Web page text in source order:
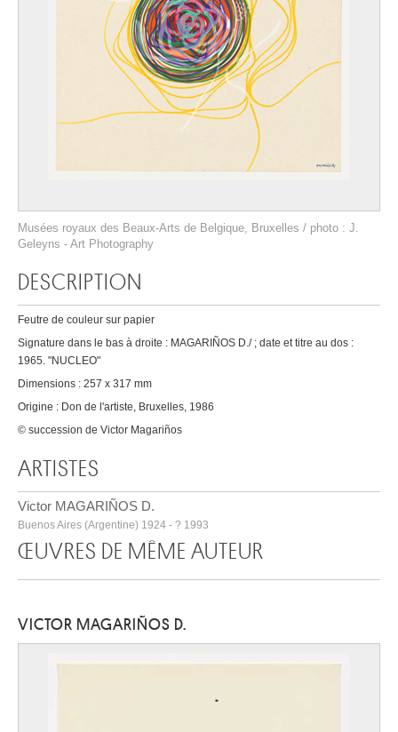
Musées royaux des Beaux-Arts de Belgique, Bruxelles / photo : J.
Geleyns - Art Photography
DESCRIPTION
Feutre de couleur sur papier
Signature dans le bas à droite : MAGARIÑOS D./ ; date et titre au dos :
1965. "NUCLEO"
Dimensions : 257 x 317 mm
Origine : Don de l'artiste, Bruxelles, 1986
© succession de Victor Magariños
ARTISTES
Victor MAGARIÑOS D.
Buenos Aires (Argentine) 1924 - ? 1993
ŒUVRES DE MÊME AUTEUR
VICTOR MAGARIÑOS D.